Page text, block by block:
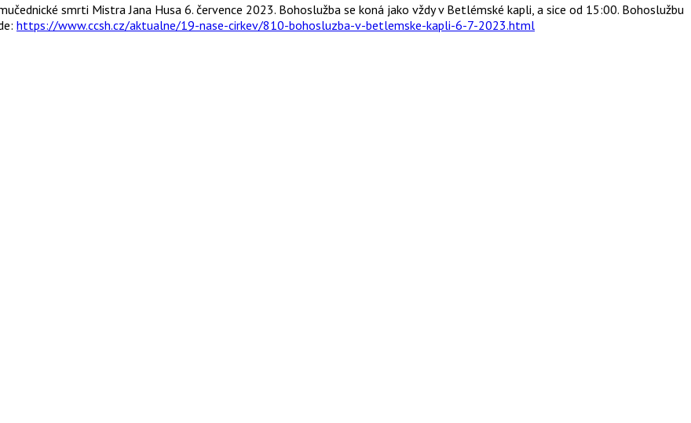
smrti Mistra Jana Husa 6. července 2023. Bohoslužba se koná jako vždy v Betlémské kapli, a sice od 15:00. Bohoslužbu
https://www.ccsh.cz/aktualne/19-nase-cirkev/810-bohosluzba-v-betlemske-kapli-6-7-2023.html